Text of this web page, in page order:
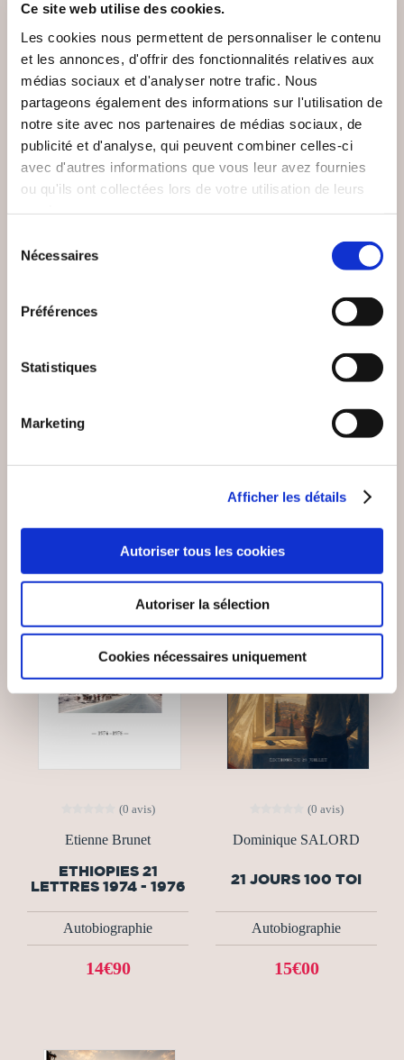
Ce site web utilise des cookies.
Les cookies nous permettent de personnaliser le contenu
et les annonces, d'offrir des fonctionnalités relatives aux
médias sociaux et d'analyser notre trafic. Nous
partageons également des informations sur l'utilisation de
notre site avec nos partenaires de médias sociaux, de
publicité et d'analyse, qui peuvent combiner celles-ci
avec d'autres informations que vous leur avez fournies
ou qu'ils ont collectées lors de votre utilisation de leurs
Nécessaires
Préférences
Statistiques
Marketing
Afficher les détails
Autoriser tous les cookies
Autoriser la sélection
Cookies nécessaires uniquement
(20 avis)
Anne Réveillion
15€00
(0 avis)
Etienne Brunet
ETHIOPIES 21
LETTRES 1974 - 1976
Autobiographie
14€90
NEW
(0 avis)
Dominique SALORD
21 JOURS 100 TOI
Autobiographie
15€00